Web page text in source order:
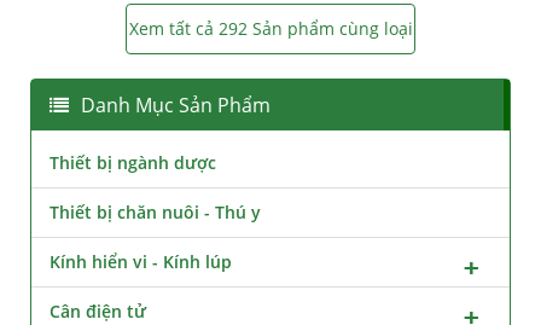
Xem tất cả 292 Sản phẩm cùng loại
Danh Mục Sản Phẩm
Thiết bị ngành dược
Thiết bị chăn nuôi - Thú y
Kính hiển vi - Kính lúp
Cân điện tử